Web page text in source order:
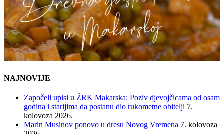
NAJNOVIJE
Započeli upisi u ŽRK Makarska: Poziv djevojčicama od osam
godina i starijima da postanu dio rukometne obitelji 7.
kolovoza 2026.
Marin Musinov ponovo u dresu Novog Vremena 7. kolovoza